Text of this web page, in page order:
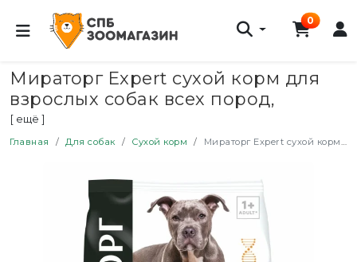
0
Мираторг Expert сухой корм для
взрослых собак всех пород,
бережная забота о здоровье
печени - 1,5 кг
[ ещё ]
Главная Для собак Сухой корм Мираторг Expert сухой корм для взрослых собак всех пород, бережная забота о здоровье печени - 1,5 кг